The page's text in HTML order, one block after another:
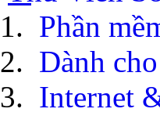
Phần
Dành
Internet